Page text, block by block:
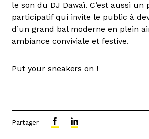
le son du DJ Dawaï. C’est aussi un
participatif qui invite le public à
d’un grand bal moderne en plein
ambiance conviviale et festive.
Put your sneakers on !
Partager